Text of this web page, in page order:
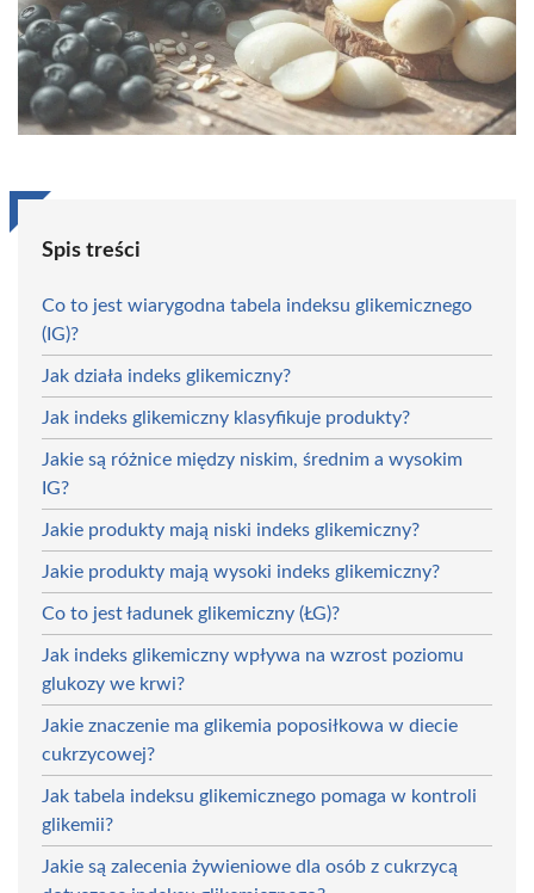
Spis treści
Co to jest wiarygodna tabela indeksu glikemicznego
(IG)?
Jak działa indeks glikemiczny?
Jak indeks glikemiczny klasyfikuje produkty?
Jakie są różnice między niskim, średnim a wysokim
IG?
Jakie produkty mają niski indeks glikemiczny?
Jakie produkty mają wysoki indeks glikemiczny?
Co to jest ładunek glikemiczny (ŁG)?
Jak indeks glikemiczny wpływa na wzrost poziomu
glukozy we krwi?
Jakie znaczenie ma glikemia poposiłkowa w diecie
cukrzycowej?
Jak tabela indeksu glikemicznego pomaga w kontroli
glikemii?
Jakie są zalecenia żywieniowe dla osób z cukrzycą